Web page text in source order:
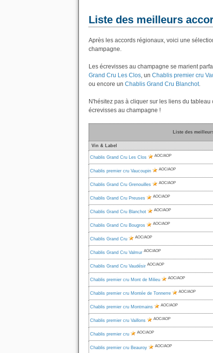
Liste des meilleurs
Après les accords régionaux, voici une
champagne.
Les écrevisses au champagne se marient
Grand Cru Les Clos, un Chablis premier cru
ou encore un Chablis Grand Cru Blanchot.
N'hésitez pas à cliquer sur les liens du
écrevisses au champagne !
Liste des
Vin & Label
Chablis Grand Cru Les Clos AOC/AOP
Chablis premier cru Vaucoupin AOC/AOP
Chablis Grand Cru Grenouilles AOC/AOP
Chablis Grand Cru Preuses AOC/AOP
Chablis Grand Cru Blanchot AOC/AOP
Chablis Grand Cru Bougros AOC/AOP
Chablis Grand Cru AOC/AOP
Chablis Grand Cru Valmur AOC/AOP
Chablis Grand Cru Vaudésir AOC/AOP
Chablis premier cru Mont de Milieu AOC/AOP
Chablis premier cru Montée de Tonnerre AOC/AOP
Chablis premier cru Montmains AOC/AOP
Chablis premier cru Vaillons AOC/AOP
Chablis premier cru AOC/AOP
Chablis premier cru Beauroy AOC/AOP